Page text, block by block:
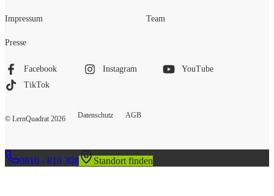
Impressum
Presse
Team
Facebook Instagram
YouTube
TikTok
© LernQuadrat 2026 Datenschutz AGB
0810 - 810 308 Standort finden